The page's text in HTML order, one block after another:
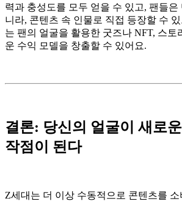
력과 충성도를 모두 얻을 수 있고, 팬들
니라, 콘텐츠 속 인물로 직접 등장할 수
는 팬의 얼굴을 활용한 굿즈나 NFT, 스토
운 수익 모델을 창출할 수 있어요.
결론: 당신의 얼굴이 새로
작점이 된다
Z세대는 더 이상 수동적으로 콘텐츠를 소